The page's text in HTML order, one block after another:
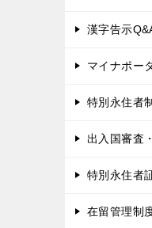
漢字告示
マイナポー
特別永住者
出入国審査
特別永住者
在留管理制